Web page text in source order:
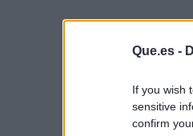
Que.es -
If you wish
sensitive
confirm